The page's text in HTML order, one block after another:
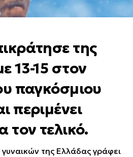
της
13-15 στον
παγκόσμιου
περιμένει
τον τελικό.
της Ελλάδας γράφει